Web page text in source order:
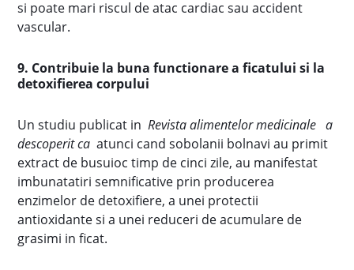
si poate mari riscul de atac cardiac sau accident
vascular.
9. Contribuie la buna functionare a ficatului si la
detoxifierea corpului
Un studiu publicat in Revista alimentelor medicinale a
descoperit ca atunci cand sobolanii bolnavi au primit
extract de busuioc timp de cinci zile, au manifestat
imbunatatiri semnificative prin producerea
enzimelor de detoxifiere, a unei protectii
antioxidante si a unei reduceri de acumulare de
grasimi in ficat.